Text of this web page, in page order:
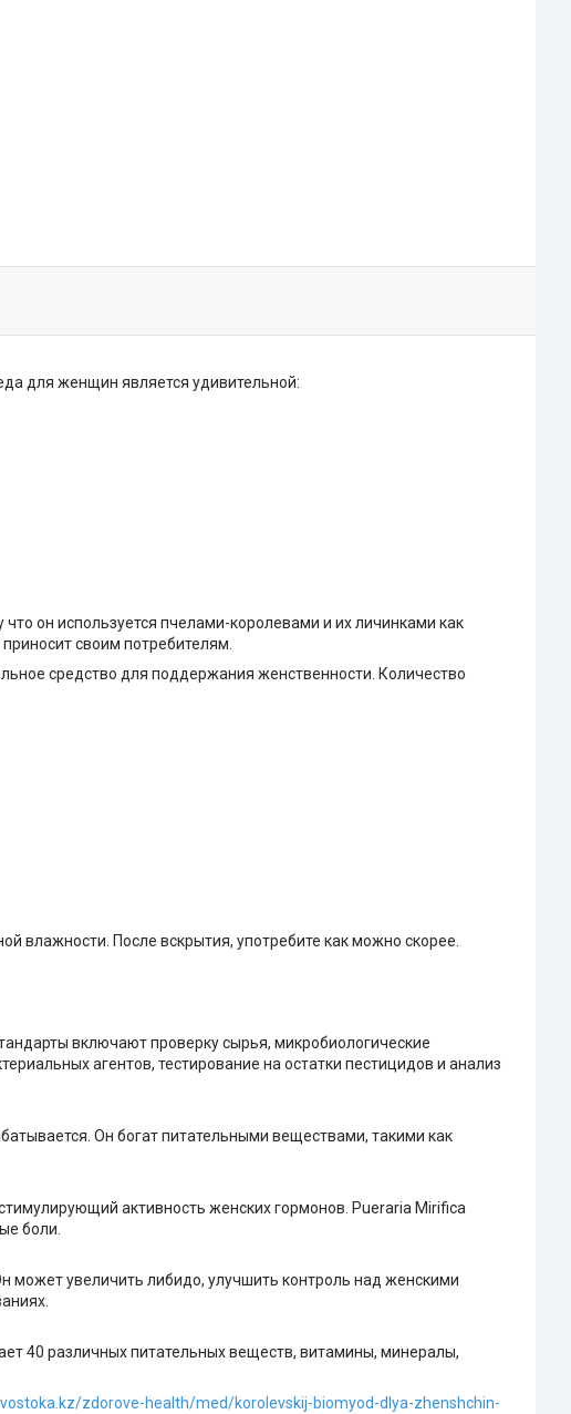
для женщин является удивительной:
он используется пчелами-королевами и их личинками как
своим потребителям.
средство для поддержания женственности. Количество
влажности. После вскрытия, употребите как можно скорее.
включают проверку сырья, микробиологические
агентов, тестирование на остатки пестицидов и анализ
Он богат питательными веществами, такими как
активность женских гормонов. Pueraria Mirifica
боли.
может увеличить либидо, улучшить контроль над женскими
40 различных питательных веществ, витамины, минералы,
zdorove-health/med/korolevskij-biomyod-dlya-zhenshchin-